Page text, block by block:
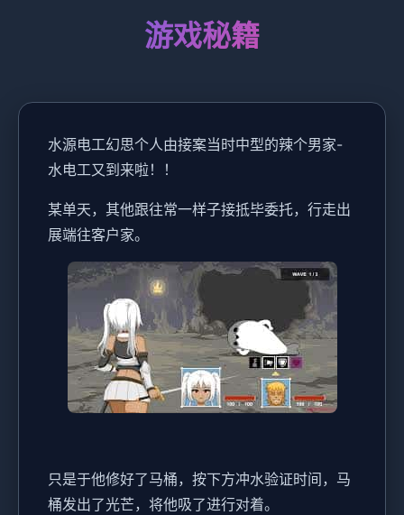
游戏秘籍
水源电工幻思个人由接案当时中型的辣个男家-
水电工又到来啦！！
某单天，其他跟往常一样子接抵毕委托，行走出
展端往客户家。
只是于他修好了马桶，按下方冲水验证时间，马
桶发出了光芒，将他吸了进行对着。